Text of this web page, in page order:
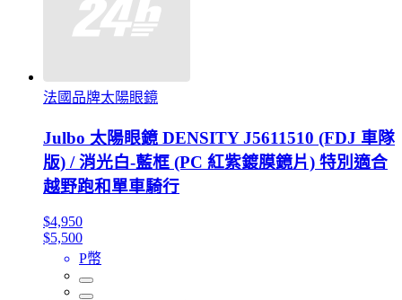
法國品牌太陽眼鏡
Julbo 太陽眼鏡 DENSITY J5611510 (FDJ 車隊
版) / 消光白-藍框 (PC 紅紫鍍膜鏡片) 特別適合
越野跑和單車騎行
$4,950
$5,500
P幣